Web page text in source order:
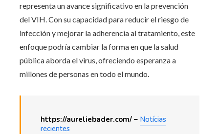
representa un avance significativo en la prevención
del VIH. Con su capacidad para reducir el riesgo de
infección y mejorar la adherencia al tratamiento, este
enfoque podría cambiar la forma en que la salud
pública aborda el virus, ofreciendo esperanza a
millones de personas en todo el mundo.
https://aureliebader.com/ – Notícias
recientes